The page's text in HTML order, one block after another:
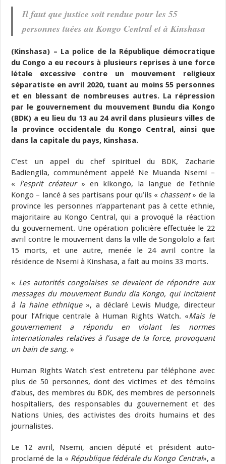
Il faut que justice soit rendue pour les 55
personnes tuées au Kongo Central et à Kinshasa
(Kinshasa) – La police de la République démocratique
du Congo a eu recours à plusieurs reprises à une force
létale excessive contre un mouvement religieux
séparatiste en avril 2020, tuant au moins 55 personnes
et en blessant de nombreuses autres. La répression
par le gouvernement du mouvement Bundu dia Kongo
(BDK) a eu lieu du 13 au 24 avril dans plusieurs villes de
la province occidentale du Kongo Central, ainsi que
dans la capitale du pays, Kinshasa.
C’est un appel du chef spirituel du BDK, Zacharie
Badiengila, communément appelé Ne Muanda Nsemi –
« l’esprit créateur» en kikongo, la langue de l’ethnie
Kongo – lancé à ses partisans pour qu’ils « chassent» de la
province les personnes n’appartenant pas à cette ethnie,
majoritaire au Kongo Central, qui a provoqué la réaction
du gouvernement. Une opération policière effectuée le 22
avril contre le mouvement dans la ville de Songololo a fait
15 morts, et une autre, menée le 24 avril contre la
résidence de Nsemi à Kinshasa, a fait au moins 33 morts.
« Les autorités congolaises se devaient de répondre aux
messages du mouvement Bundu dia Kongo, qui incitaient
à la haine ethnique », a déclaré Lewis Mudge, directeur
pour l’Afrique centrale à Human Rights Watch. «Mais le
gouvernement a répondu en violant les normes
internationales relatives à l’usage de la force, provoquant
un bain de sang. »
Human Rights Watch s’est entretenu par téléphone avec
plus de 50 personnes, dont des victimes et des témoins
d’abus, des membres du BDK, des membres de personnels
hospitaliers, des responsables du gouvernement et des
Nations Unies, des activistes des droits humains et des
journalistes.
Le 12 avril, Nsemi, ancien député et président auto-
proclamé de la « République fédérale du Kongo Central», a